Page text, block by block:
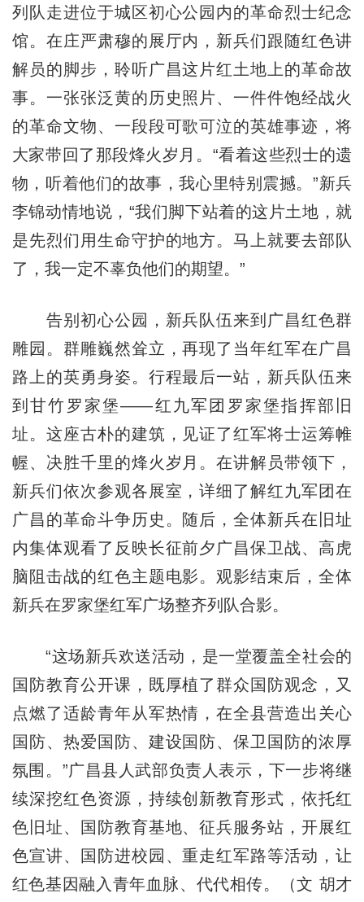
列队走进位于城区初心公园内的革命烈士纪念
馆。在庄严肃穆的展厅内，新兵们跟随红色讲
解员的脚步，聆听广昌这片红土地上的革命故
事。一张张泛黄的历史照片、一件件饱经战火
的革命文物、一段段可歌可泣的英雄事迹，将
大家带回了那段烽火岁月。“看着这些烈士的遗
物，听着他们的故事，我心里特别震撼。”新兵
李锦动情地说，“我们脚下站着的这片土地，就
是先烈们用生命守护的地方。马上就要去部队
了，我一定不辜负他们的期望。”
告别初心公园，新兵队伍来到广昌红色群
雕园。群雕巍然耸立，再现了当年红军在广昌
路上的英勇身姿。行程最后一站，新兵队伍来
到甘竹罗家堡——红九军团罗家堡指挥部旧
址。这座古朴的建筑，见证了红军将士运筹帷
幄、决胜千里的烽火岁月。在讲解员带领下，
新兵们依次参观各展室，详细了解红九军团在
广昌的革命斗争历史。随后，全体新兵在旧址
内集体观看了反映长征前夕广昌保卫战、高虎
脑阻击战的红色主题电影。观影结束后，全体
新兵在罗家堡红军广场整齐列队合影。
“这场新兵欢送活动，是一堂覆盖全社会的
国防教育公开课，既厚植了群众国防观念，又
点燃了适龄青年从军热情，在全县营造出关心
国防、热爱国防、建设国防、保卫国防的浓厚
氛围。”广昌县人武部负责人表示，下一步将继
续深挖红色资源，持续创新教育形式，依托红
色旧址、国防教育基地、征兵服务站，开展红
色宣讲、国防进校园、重走红军路等活动，让
红色基因融入青年血脉、代代相传。（文 胡才